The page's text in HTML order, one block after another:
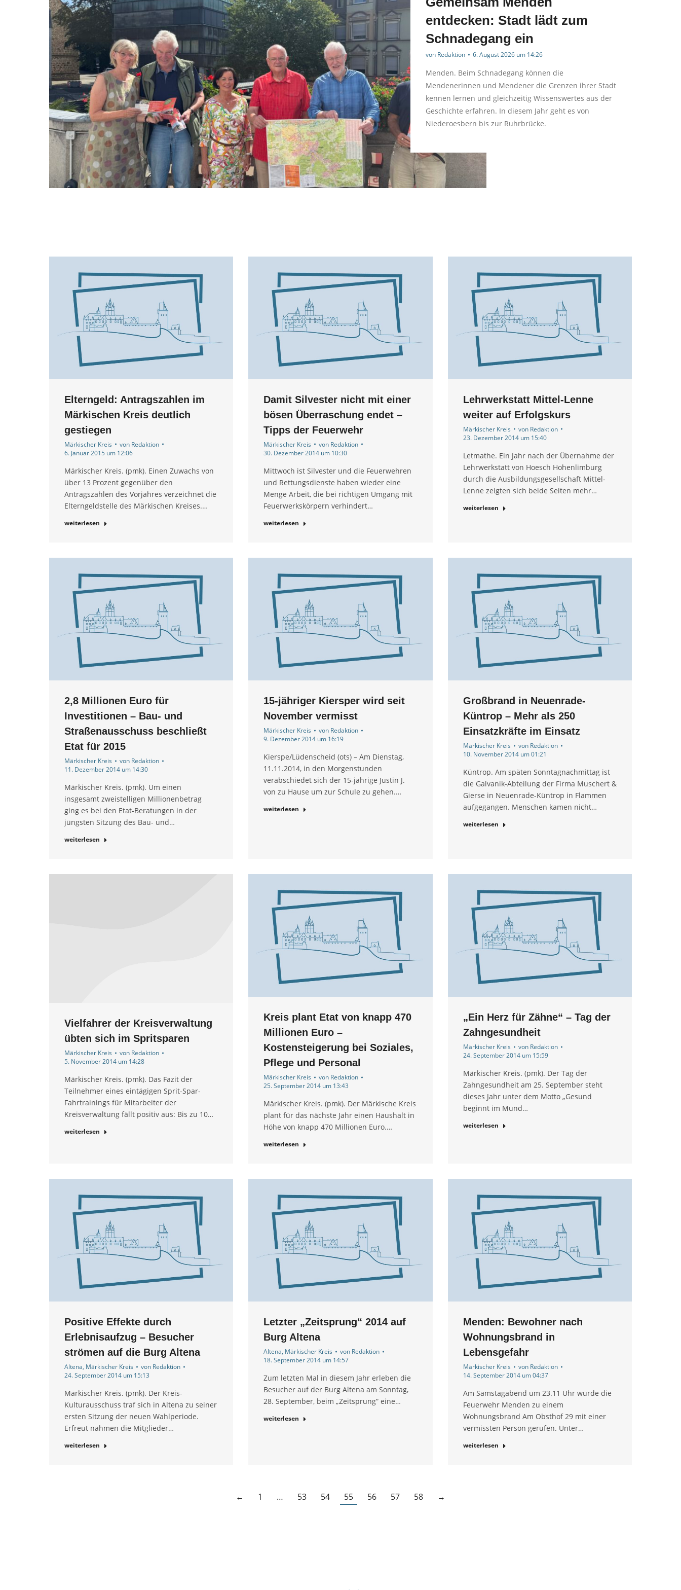
entdecken: Stadt lädt zum
Schnadegang ein
von Redaktion 6. August 2026 um 14:26
Menden. Beim Schnadegang können die
Mendenerinnen und Mendener die Grenzen ihrer Stadt
kennen lernen und gleichzeitig Wissenswertes aus der
Geschichte erfahren. In diesem Jahr geht es von
Niederoesbern bis zur Ruhrbrücke.
Elterngeld: Antragszahlen im
Märkischen Kreis deutlich
gestiegen
Märkischer Kreis von Redaktion
6. Januar 2015 um 12:06
Märkischer Kreis. (pmk). Einen Zuwachs von
über 13 Prozent gegenüber den
Antragszahlen des Vorjahres verzeichnet die
Elterngeldstelle des Märkischen Kreises.…
weiterlesen
Damit Silvester nicht mit einer
bösen Überraschung endet –
Tipps der Feuerwehr
Märkischer Kreis von Redaktion
30. Dezember 2014 um 10:30
Mittwoch ist Silvester und die Feuerwehren
und Rettungsdienste haben wieder eine
Menge Arbeit, die bei richtigen Umgang mit
Feuerwerkskörpern verhindert…
weiterlesen
Lehrwerkstatt Mittel-Lenne
weiter auf Erfolgskurs
Märkischer Kreis von Redaktion
23. Dezember 2014 um 15:40
Letmathe. Ein Jahr nach der Übernahme der
Lehrwerkstatt von Hoesch Hohenlimburg
durch die Ausbildungsgesellschaft Mittel-
Lenne zeigten sich beide Seiten mehr…
weiterlesen
2,8 Millionen Euro für
Investitionen – Bau- und
Straßenausschuss beschließt
Etat für 2015
Märkischer Kreis von Redaktion
11. Dezember 2014 um 14:30
Märkischer Kreis. (pmk). Um einen
insgesamt zweistelligen Millionenbetrag
ging es bei den Etat-Beratungen in der
jüngsten Sitzung des Bau- und…
weiterlesen
15-jähriger Kiersper wird seit
November vermisst
Märkischer Kreis von Redaktion
9. Dezember 2014 um 16:19
Kierspe/Lüdenscheid (ots) – Am Dienstag,
11.11.2014, in den Morgenstunden
verabschiedet sich der 15-jährige Justin J.
von zu Hause um zur Schule zu gehen.…
weiterlesen
Großbrand in Neuenrade-
Küntrop – Mehr als 250
Einsatzkräfte im Einsatz
Märkischer Kreis von Redaktion
10. November 2014 um 01:21
Küntrop. Am späten Sonntagnachmittag ist
die Galvanik-Abteilung der Firma Muschert &
Gierse in Neuenrade-Küntrop in Flammen
aufgegangen. Menschen kamen nicht…
weiterlesen
Vielfahrer der Kreisverwaltung
übten sich im Spritsparen
Märkischer Kreis von Redaktion
5. November 2014 um 14:28
Märkischer Kreis. (pmk). Das Fazit der
Teilnehmer eines eintägigen Sprit-Spar-
Fahrtrainings für Mitarbeiter der
Kreisverwaltung fällt positiv aus: Bis zu 10…
weiterlesen
Kreis plant Etat von knapp 470
Millionen Euro –
Kostensteigerung bei Soziales,
Pflege und Personal
Märkischer Kreis von Redaktion
25. September 2014 um 13:43
Märkischer Kreis. (pmk). Der Märkische Kreis
plant für das nächste Jahr einen Haushalt in
Höhe von knapp 470 Millionen Euro.…
weiterlesen
„Ein Herz für Zähne“ – Tag der
Zahngesundheit
Märkischer Kreis von Redaktion
24. September 2014 um 15:59
Märkischer Kreis. (pmk). Der Tag der
Zahngesundheit am 25. September steht
dieses Jahr unter dem Motto „Gesund
beginnt im Mund…
weiterlesen
Positive Effekte durch
Erlebnisaufzug – Besucher
strömen auf die Burg Altena
Altena, Märkischer Kreis von Redaktion
24. September 2014 um 15:13
Märkischer Kreis. (pmk). Der Kreis-
Kulturausschuss traf sich in Altena zu seiner
ersten Sitzung der neuen Wahlperiode.
Erfreut nahmen die Mitglieder…
weiterlesen
Letzter „Zeitsprung“ 2014 auf
Burg Altena
Altena, Märkischer Kreis von Redaktion
18. September 2014 um 14:57
Zum letzten Mal in diesem Jahr erleben die
Besucher auf der Burg Altena am Sonntag,
28. September, beim „Zeitsprung“ eine…
weiterlesen
Menden: Bewohner nach
Wohnungsbrand in
Lebensgefahr
Märkischer Kreis von Redaktion
14. September 2014 um 04:37
Am Samstagabend um 23.11 Uhr wurde die
Feuerwehr Menden zu einem
Wohnungsbrand Am Obsthof 29 mit einer
vermissten Person gerufen. Unter…
weiterlesen
← 1 … 53 54 55 56 57 58 →